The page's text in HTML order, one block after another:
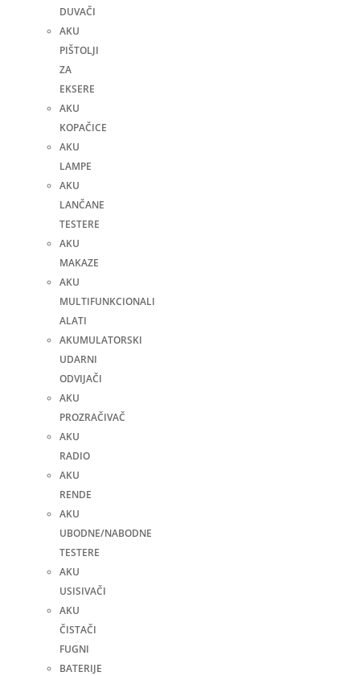
DUVAČI
AKU
PIŠTOLJI
ZA
EKSERE
AKU
KOPAČICE
AKU
LAMPE
AKU
LANČANE
TESTERE
AKU
MAKAZE
AKU
MULTIFUNKCIONALI
ALATI
AKUMULATORSKI
UDARNI
ODVIJAČI
AKU
PROZRAČIVAČ
AKU
RADIO
AKU
RENDE
AKU
UBODNE/NABODNE
TESTERE
AKU
USISIVAČI
AKU
ČISTAČI
FUGNI
BATERIJE